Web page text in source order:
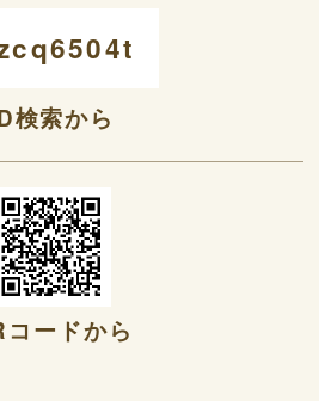
検索から
コードから